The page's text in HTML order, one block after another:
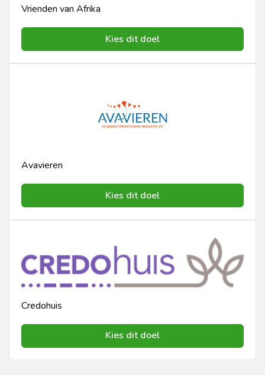
Vrienden van Afrika
Kies dit doel
Avavieren
Kies dit doel
Credohuis
Kies dit doel